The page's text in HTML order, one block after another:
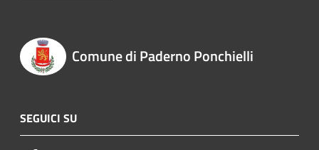
Comune di Paderno Ponchielli
SEGUICI SU